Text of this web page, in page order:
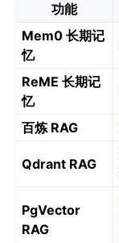
功能
Mem0 长期记
忆
ReME 长期记
忆
百炼 RAG
Qdrant RAG
PgVector
RAG